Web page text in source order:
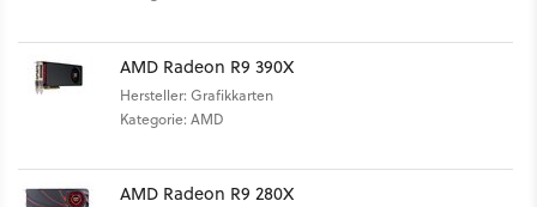
AMD Radeon R9 390X
Hersteller: Grafikkarten
Kategorie: AMD
AMD Radeon R9 280X